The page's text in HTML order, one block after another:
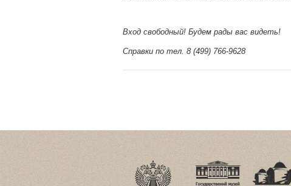
Вход свободный! Будем рады вас видеть!
Справки по тел. 8 (499) 766-9628